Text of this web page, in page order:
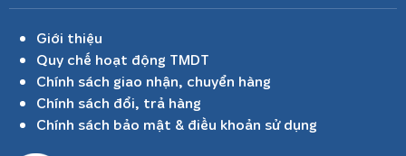
Giới thiệu
Quy chế hoạt động TMDT
Chính sách giao nhận, chuyển hàng
Chính sách đổi, trả hàng
Chính sách bảo mật & điều khoản sử dụng